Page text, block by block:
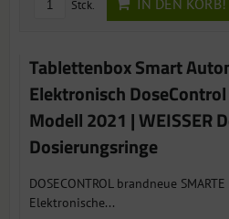
Stck. IN DEN KORB!
Tablettenbox Smart
Elektronisch
Modell 2021 | WEISSER
Dosierungsringe
DOSECONTROL brandneue
Elektronische...